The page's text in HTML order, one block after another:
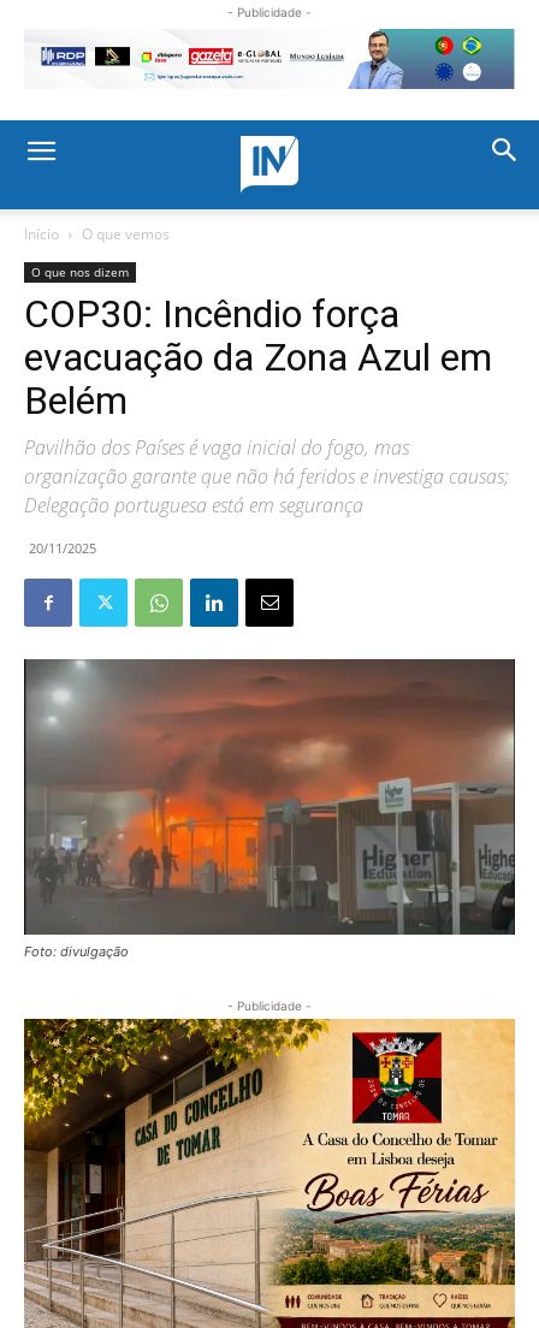
- Publicidade -
Início O que vemos
O que nos dizem
COP30: Incêndio força
evacuação da Zona Azul em
Belém
Pavilhão dos Países é vaga inicial do fogo, mas
organização garante que não há feridos e investiga causas;
Delegação portuguesa está em segurança
20/11/2025
Foto: divulgação
- Publicidade -